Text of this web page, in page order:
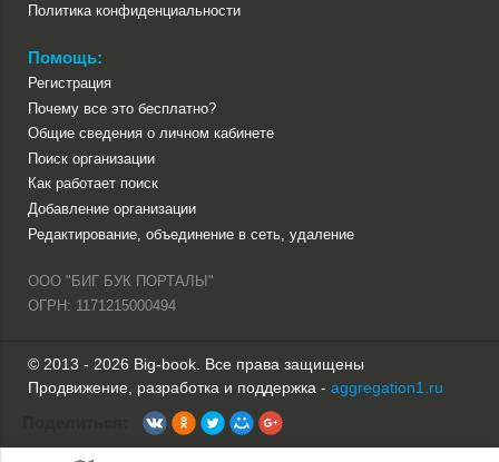
Политика конфиденциальности
Помощь:
Регистрация
Почему все это бесплатно?
Общие сведения о личном кабинете
Поиск организации
Как работает поиск
Добавление организации
Редактирование, объединение в сеть, удаление
ООО "БИГ БУК ПОРТАЛЫ"
ОГРН: 1171215000494
© 2013 - 2026 Big-book. Все права защищены
Продвижение, разработка и поддержка - aggregation1.ru